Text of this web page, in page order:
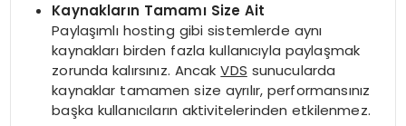
Kaynakların Tamamı Size Ait
Paylaşımlı hosting gibi sistemlerde aynı
kaynakları birden fazla kullanıcıyla paylaşmak
zorunda kalırsınız. AncakVDS sunucularda
kaynaklar tamamen size ayrılır, performansınız
başka kullanıcıların aktivitelerinden etkilenmez.